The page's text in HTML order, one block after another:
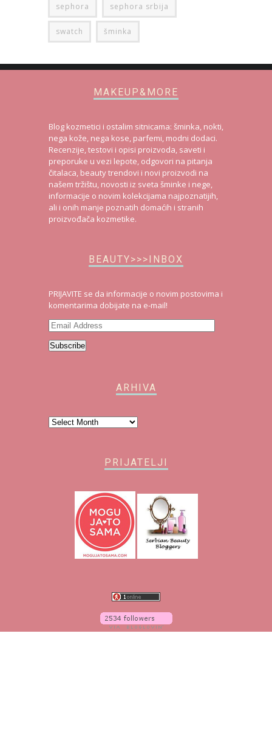
sephora sephora srbija
swatch šminka
MAKEUP&MORE
Blog kozmetici i ostalim sitnicama: šminka, nokti,
nega kože, nega kose, parfemi, modni dodaci.
Recenzije, testovi i opisi proizvoda, saveti i
preporuke u vezi lepote, odgovori na pitanja
čitalaca, beauty trendovi i novi proizvodi na
našem tržištu, novosti iz sveta šminke i nege,
informacije o novim kolekcijama najpoznatijih,
ali i onih manje poznatih domaćih i stranih
proizvođača kozmetike.
BEAUTY>>>INBOX
PRIJAVITE se da informacije o novim postovima i
komentarima dobijate na e-mail!
Email
Address
Subscribe
ARHIVA
Arhiva
PRIJATELJI